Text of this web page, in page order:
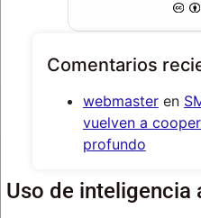
Comentarios
webmasteren
vuelven a
profundo
Uso de inteligencia